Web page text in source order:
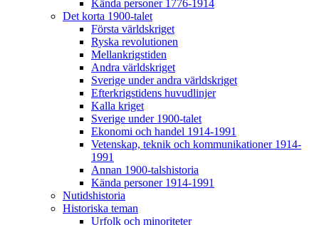
Kända personer 1776-1914
Det korta 1900-talet
Första världskriget
Ryska revolutionen
Mellankrigstiden
Andra världskriget
Sverige under andra världskriget
Efterkrigstidens huvudlinjer
Kalla kriget
Sverige under 1900-talet
Ekonomi och handel 1914-1991
Vetenskap, teknik och kommunikationer 1914-
1991
Annan 1900-talshistoria
Kända personer 1914-1991
Nutidshistoria
Historiska teman
Urfolk och minoriteter